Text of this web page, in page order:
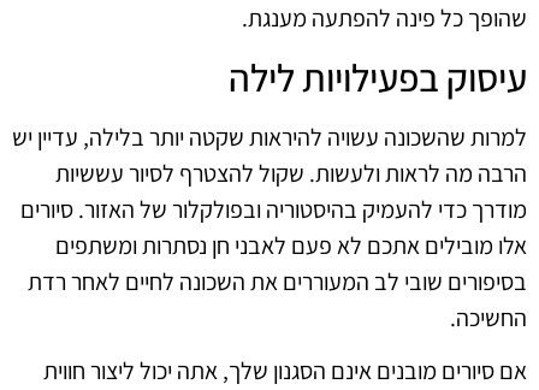
שהופך כל פינה להפתעה מענגת.
עיסוק בפעילויות לילה
למרות שהשכונה עשויה להיראות שקטה יותר בלילה, עדיין יש
הרבה מה לראות ולעשות. שקול להצטרף לסיור עששיות
מודרך כדי להעמיק בהיסטוריה ובפולקלור של האזור. סיורים
אלו מובילים אתכם לא פעם לאבני חן נסתרות ומשתפים
בסיפורים שובי לב המעוררים את השכונה לחיים לאחר רדת
החשיכה.
אם סיורים מובנים אינם הסגנון שלך, אתה יכול ליצור חווית